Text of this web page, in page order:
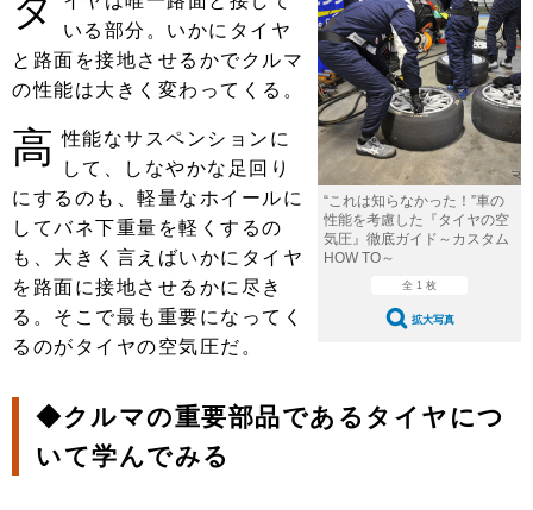
注目の記事
ショップレポート 愛車 File
自動車豆知識 ストップ！不具合修理＆粗悪修理
鈑金・塗装
ディテイリング
ディテイリング 洗車
ヘッドライト磨き コーティング
フィルム・ラッピング
鈑金・塗装
小キズ直し 防錆
特集記事
ストップ 不具合修理＆粗悪修理
カーメーカー「旧車」関連プロジェ
コラム
ショップ紹介
ショップレポート
レストア
カーメーカー「旧車」関連プロジ
イベント
“これは知らなかった！”車の
性能を考慮した『タイヤの空
気圧』徹底ガイド～カスタム
HOW TO～
全 1 枚
拡大写真
いる部分。いかにタイヤ
と路面を接地させるかでクルマ
の性能は大きく変わってくる。
高 性能なサスペンションに
して、しなやかな足回り
にするのも、軽量なホイールに
してバネ下重量を軽くするの
も、大きく言えばいかにタイヤ
を路面に接地させるかに尽き
る。そこで最も重要になってく
るのがタイヤの空気圧だ。
◆クルマの重要部品であるタイヤにつ
いて学んでみる